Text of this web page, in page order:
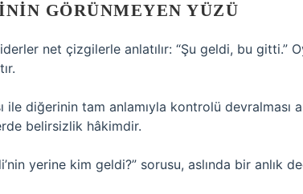
GÖRÜNMEYEN YÜZÜ
net çizgilerle anlatılır: “Şu geldi, bu gitti.”
ile diğerinin tam anlamıyla kontrolü devralması
belirsizlik hâkimdir.
yerine kim geldi?” sorusu, aslında bir anlık